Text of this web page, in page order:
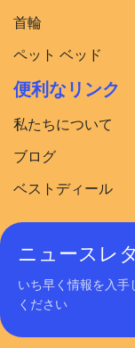
首輪
ペット ベッド
便利なリンク
私たちについて
ブログ
ベストディール
ニュースレ
いち早く情報を入
ください